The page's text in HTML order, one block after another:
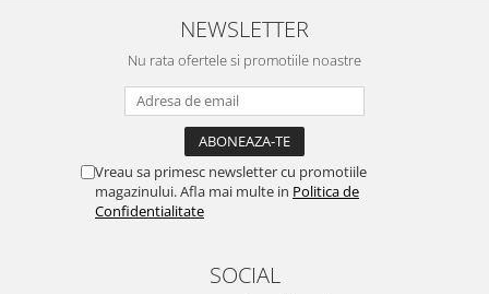
NEWSLETTER
Nu rata ofertele si promotiile noastre
Vreau sa primesc newsletter cu promotiile
magazinului. Afla mai multe in Politica de
Confidentialitate
SOCIAL